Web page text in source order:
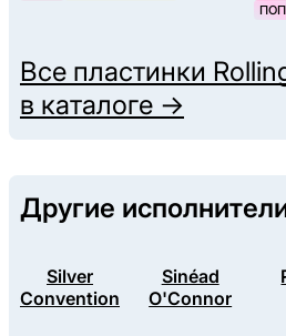
Все пластинки
в каталоге →
Другие
Silver
Convention
Sinéad
O'Connor